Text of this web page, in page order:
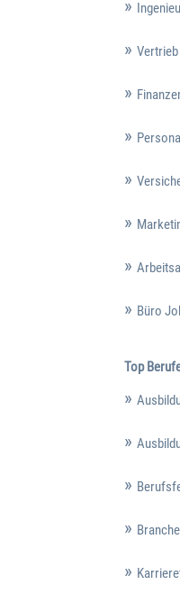
Büro
Top